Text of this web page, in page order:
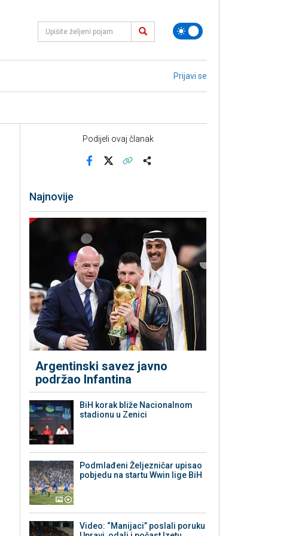
Prijavi se
Podijeli ovaj članak
Najnovije
Argentinski savez javno
podržao Infantina
BiH korak bliže Nacionalnom
stadionu u Zenici
Podmlađeni Željezničar upisao
pobjedu na startu Wwin lige BiH
Video: “Manijaci” poslali poruku